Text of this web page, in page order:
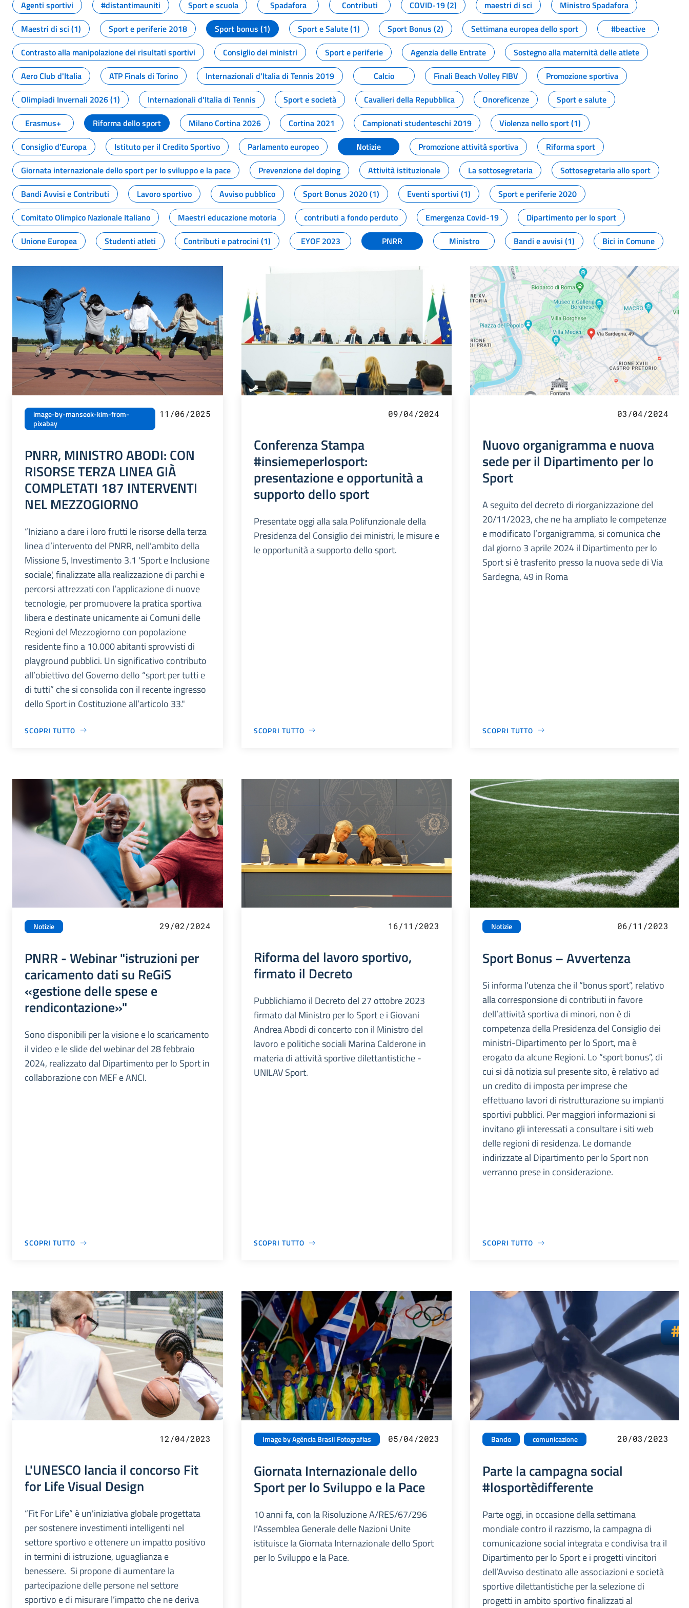
Agenti sportivi
#distantimauniti Sport e scuola Spadafora Contributi COVID-19 (2) maestri di sci
Ministro Spadafora
Maestri di sci (1)
Sport e periferie 2018 Sport bonus (1) Sport e Salute (1) Sport Bonus (2) Settimana europea dello sport
#beactive
Contrasto alla manipolazione dei risultati sportivi
Consiglio dei ministri Sport e periferie Agenzia delle Entrate
Sostegno alla maternità delle atlete
Aero Club d'Italia
ATP Finals di Torino Internazionali d'Italia di Tennis 2019 Calcio Finali Beach Volley FIBV
Promozione sportiva
Olimpiadi Invernali 2026 (1)
Internazionali d'Italia di Tennis Sport e società Cavalieri della Repubblica Onoreficenze
Sport e salute
Erasmus+
Riforma dello sport Milano Cortina 2026 Cortina 2021 Campionati studenteschi 2019
Violenza nello sport (1)
Consiglio d'Europa
Istituto per il Credito Sportivo Parlamento europeo Notizie Promozione attività sportiva
Riforma sport
Giornata internazionale dello sport per lo sviluppo e la pace
Prevenzione del doping Attività istituzionale La sottosegretaria
Sottosegretaria allo sport
Bandi Avvisi e Contributi
Lavoro sportivo Avviso pubblico Sport Bonus 2020 (1) Eventi sportivi (1)
Sport e periferie 2020
Comitato Olimpico Nazionale Italiano
Maestri educazione motoria contributi a fondo perduto Emergenza Covid-19
Dipartimento per lo sport
Unione Europea
Studenti atleti Contributi e patrocini (1) EYOF 2023 PNRR Ministro Bandi e avvisi (1) Bici in Comune
image-by-manseok-kim-from-
pixabay
11/06/2025
PNRR, MINISTRO ABODI: CON
RISORSE TERZA LINEA GIÀ
COMPLETATI 187 INTERVENTI
NEL MEZZOGIORNO
“Iniziano a dare i loro frutti le risorse della terza
linea d’intervento del PNRR, nell’ambito della
Missione 5, Investimento 3.1 'Sport e Inclusione
sociale', finalizzate alla realizzazione di parchi e
percorsi attrezzati con l’applicazione di nuove
tecnologie, per promuovere la pratica sportiva
libera e destinate unicamente ai Comuni delle
Regioni del Mezzogiorno con popolazione
residente fino a 10.000 abitanti sprovvisti di
playground pubblici. Un significativo contributo
all’obiettivo del Governo dello “sport per tutti e
di tutti” che si consolida con il recente ingresso
dello Sport in Costituzione all’articolo 33."
SCOPRI TUTTO
09/04/2024
Conferenza Stampa
#insiemeperlosport:
presentazione e opportunità a
supporto dello sport
Presentate oggi alla sala Polifunzionale della
Presidenza del Consiglio dei ministri, le misure e
le opportunità a supporto dello sport.
SCOPRI TUTTO
03/04/2024
Nuovo organigramma e nuova
sede per il Dipartimento per lo
Sport
A seguito del decreto di riorganizzazione del
20/11/2023, che ne ha ampliato le competenze
e modificato l’organigramma, si comunica che
dal giorno 3 aprile 2024 il Dipartimento per lo
Sport si è trasferito presso la nuova sede di Via
Sardegna, 49 in Roma
SCOPRI TUTTO
Notizie 29/02/2024
PNRR - Webinar "istruzioni per
caricamento dati su ReGiS
«gestione delle spese e
rendicontazione»"
Sono disponibili per la visione e lo scaricamento
il video e le slide del webinar del 28 febbraio
2024, realizzato dal Dipartimento per lo Sport in
collaborazione con MEF e ANCI.
SCOPRI TUTTO
16/11/2023
Riforma del lavoro sportivo,
firmato il Decreto
Pubblichiamo il Decreto del 27 ottobre 2023
firmato dal Ministro per lo Sport e i Giovani
Andrea Abodi di concerto con il Ministro del
lavoro e politiche sociali Marina Calderone in
materia di attività sportive dilettantistiche -
UNILAV Sport.
SCOPRI TUTTO
Notizie 06/11/2023
Sport Bonus – Avvertenza
Si informa l’utenza che il “bonus sport”, relativo
alla corresponsione di contributi in favore
dell’attività sportiva di minori, non è di
competenza della Presidenza del Consiglio dei
ministri-Dipartimento per lo Sport, ma è
erogato da alcune Regioni. Lo “sport bonus”, di
cui si dà notizia sul presente sito, è relativo ad
un credito di imposta per imprese che
effettuano lavori di ristrutturazione su impianti
sportivi pubblici. Per maggiori informazioni si
invitano gli interessati a consultare i siti web
delle regioni di residenza. Le domande
indirizzate al Dipartimento per lo Sport non
verranno prese in considerazione.
SCOPRI TUTTO
12/04/2023
L'UNESCO lancia il concorso Fit
for Life Visual Design
“Fit For Life” è un'iniziativa globale progettata
per sostenere investimenti intelligenti nel
settore sportivo e ottenere un impatto positivo
in termini di istruzione, uguaglianza e
benessere. Si propone di aumentare la
partecipazione delle persone nel settore
sportivo e di misurare l’impatto che ne deriva
Image by Agência Brasil Fotografias 05/04/2023
Giornata Internazionale dello
Sport per lo Sviluppo e la Pace
10 anni fa, con la Risoluzione A/RES/67/296
l’Assemblea Generale delle Nazioni Unite
istituisce la Giornata Internazionale dello Sport
per lo Sviluppo e la Pace.
Bando comunicazione 20/03/2023
Parte la campagna social
#losportèdifferente
Parte oggi, in occasione della settimana
mondiale contro il razzismo, la campagna di
comunicazione social integrata e condivisa tra il
Dipartimento per lo Sport e i progetti vincitori
dell’Avviso destinato alle associazioni e società
sportive dilettantistiche per la selezione di
progetti in ambito sportivo finalizzati al